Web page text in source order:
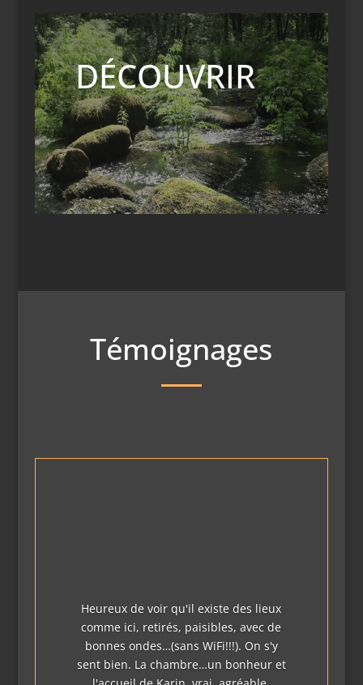
DÉCOUVRIR
Témoignages
Heureux de voir qu'il existe des lieux
comme ici, retirés, paisibles, avec de
bonnes ondes…(sans WiFi!!!). On s'y
sent bien. La chambre…un bonheur et